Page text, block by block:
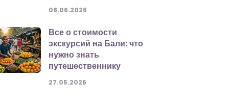
08.06.2026
Все о стоимости
экскурсий на Бали: что
нужно знать
путешественнику
27.05.2026